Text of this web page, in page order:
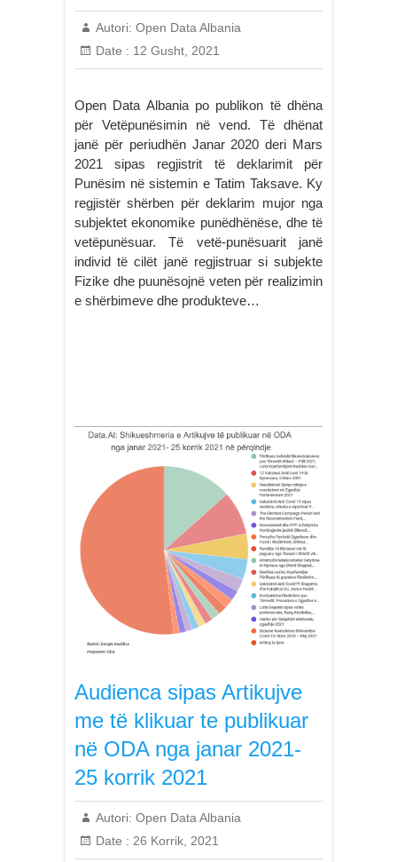
Autori: Open Data Albania
Date : 12 Gusht, 2021
Open Data Albania po publikon të dhëna
për Vetëpunësimin në vend. Të dhënat
janë për periudhën Janar 2020 deri Mars
2021 sipas regjistrit të deklarimit për
Punësim në sistemin e Tatim Taksave. Ky
regjistër shërben për deklarim mujor nga
subjektet ekonomike punëdhënëse, dhe të
vetëpunësuar. Të vetë-punësuarit janë
individ të cilët janë regjistruar si subjekte
Fizike dhe puunësojnë veten për realizimin
e shërbimeve dhe produkteve…
Audienca sipas Artikujve
me të klikuar te publikuar
në ODA nga janar 2021-
25 korrik 2021
Autori: Open Data Albania
Date : 26 Korrik, 2021